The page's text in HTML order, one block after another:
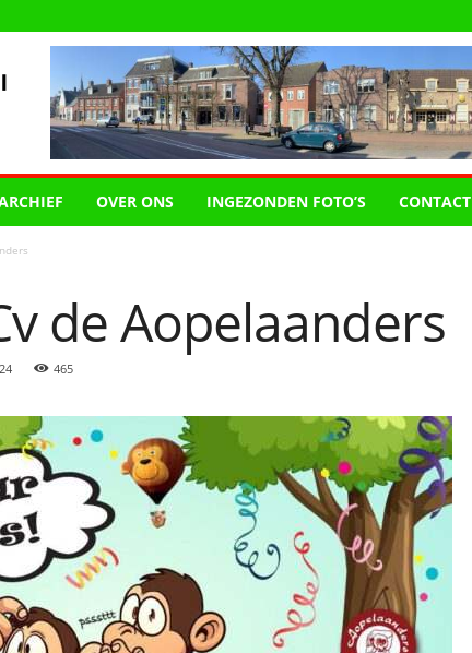
OVER ONS INGEZONDEN FOTO’S CONTACT
de Aopelaanders
465